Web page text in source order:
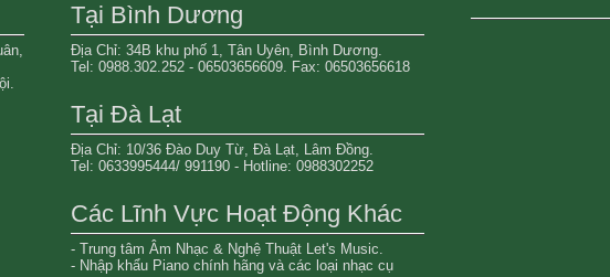
Tại Bình Dương
Địa Chỉ: 34B khu phố 1, Tân Uyên, Bình Dương.
Tel: 0988.302.252 - 06503656609. Fax: 06503656618
Tại Đà Lạt
Địa Chỉ: 10/36 Đào Duy Từ, Đà Lạt, Lâm Đồng.
Tel: 0633995444/ 991190 - Hotline: 0988302252
Các Lĩnh Vực Hoạt Động Khác
- Trung tâm Âm Nhạc & Nghệ Thuật Let's Music.
- Nhập khẩu Piano chính hãng và các loại nhạc cụ